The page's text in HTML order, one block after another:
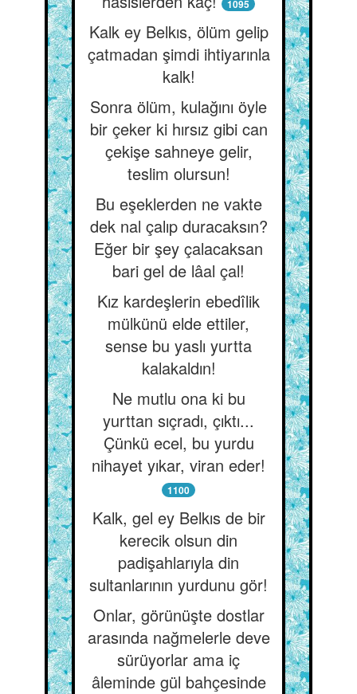
1095
Kalk ey Belkıs, ölüm gelip
çatmadan şimdi ihtiyarınla
kalk!
Sonra ölüm, kulağını öyle
bir çeker ki hırsız gibi can
çekişe sahneye gelir,
teslim olursun!
Bu eşeklerden ne vakte
dek nal çalıp duracaksın?
Eğer bir şey çalacaksan
bari gel de lâal çal!
Kız kardeşlerin ebedîlik
mülkünü elde ettiler,
sense bu yaslı yurtta
kalakaldın!
Ne mutlu ona ki bu
yurttan sıçradı, çıktı...
Çünkü ecel, bu yurdu
nihayet yıkar, viran eder!
1100
Kalk, gel ey Belkıs de bir
kerecik olsun din
padişahlarıyla din
sultanlarının yurdunu gör!
Onlar, görünüşte dostlar
arasında nağmelerle deve
sürüyorlar ama iç
âleminde gül bahçesinde